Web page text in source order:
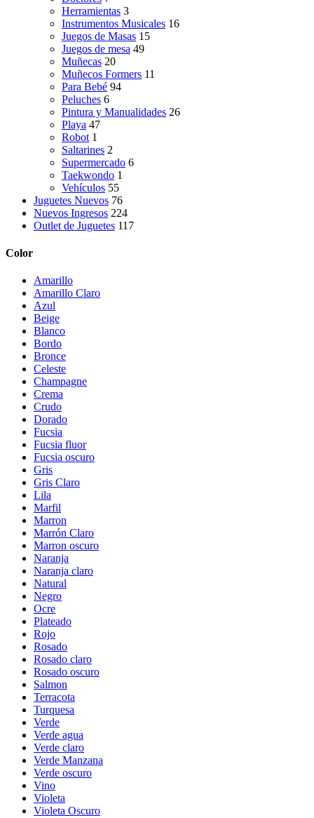
Herramientas 3
Instrumentos Musicales 16
Juegos de Masas 15
Juegos de mesa 49
Muñecas 20
Muñecos Formers 11
Para Bebé 94
Peluches 6
Pintura y Manualidades 26
Playa 47
Robot 1
Saltarines 2
Supermercado 6
Taekwondo 1
Vehículos 55
Juguetes Nuevos 76
Nuevos Ingresos 224
Outlet de Juguetes 117
Color
Amarillo
Amarillo Claro
Azul
Beige
Blanco
Bordo
Bronce
Celeste
Champagne
Crema
Crudo
Dorado
Fucsia
Fucsia fluor
Fucsia oscuro
Gris
Gris Claro
Lila
Marfil
Marron
Marrón Claro
Marron oscuro
Naranja
Naranja claro
Natural
Negro
Ocre
Plateado
Rojo
Rosado
Rosado claro
Rosado oscuro
Salmon
Terracota
Turquesa
Verde
Verde agua
Verde claro
Verde Manzana
Verde oscuro
Vino
Violeta
Violeta Oscuro